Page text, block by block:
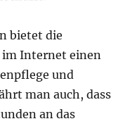
bietet die
Internet einen
und
man auch, dass
an das